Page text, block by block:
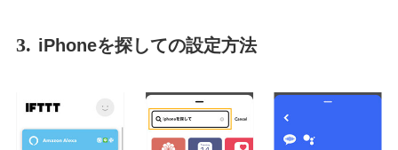
3. iPhoneを探しての設定方法